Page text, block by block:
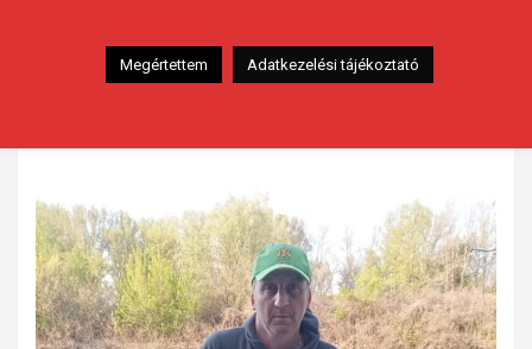
Halfaj: Dévérkeszeg
Fogott hal adatai: 2,29 kg / 45 cm
Megértettem Adatkezelési tájékoztató